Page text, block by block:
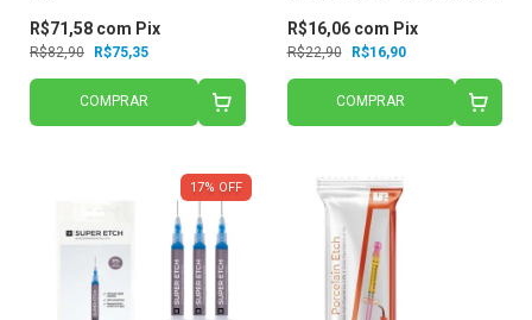
R$82,90 R$75,35
R$71,58 com Pix
COMPRAR
R$22,90 R$16,90
R$16,06 com Pix
COMPRAR
17% OFF